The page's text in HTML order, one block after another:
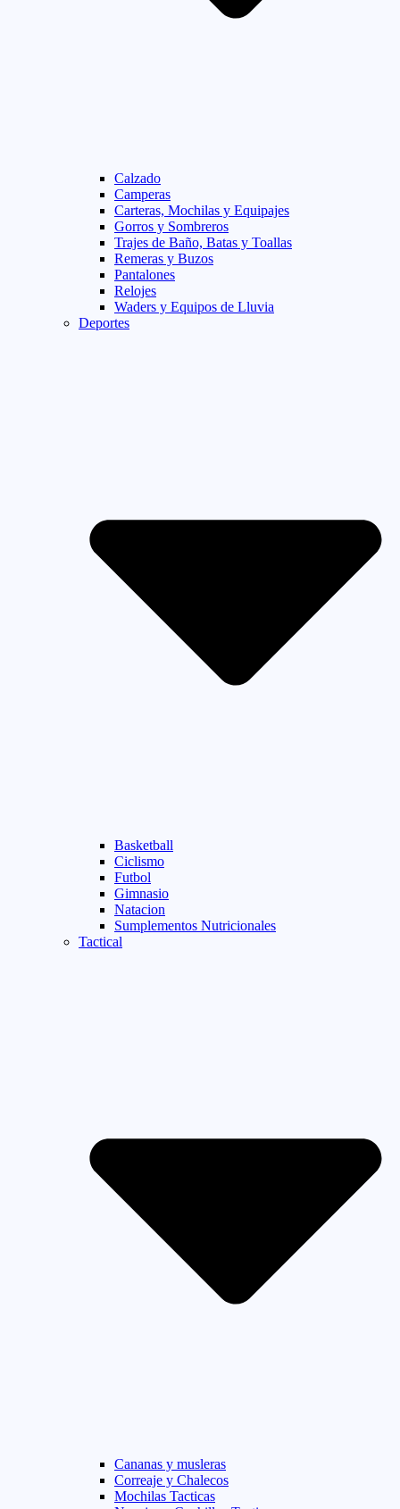
Calzado
Camperas
Carteras, Mochilas y Equipajes
Gorros y Sombreros
Trajes de Baño, Batas y Toallas
Remeras y Buzos
Pantalones
Relojes
Waders y Equipos de Lluvia
Deportes
Basketball
Ciclismo
Futbol
Gimnasio
Natacion
Sumplementos Nutricionales
Tactical
Cananas y musleras
Correaje y Chalecos
Mochilas Tacticas